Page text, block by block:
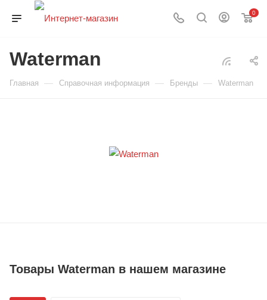
0
Waterman
Главная — Справочная информация — Бренды — Waterman
Товары Waterman в нашем магазине